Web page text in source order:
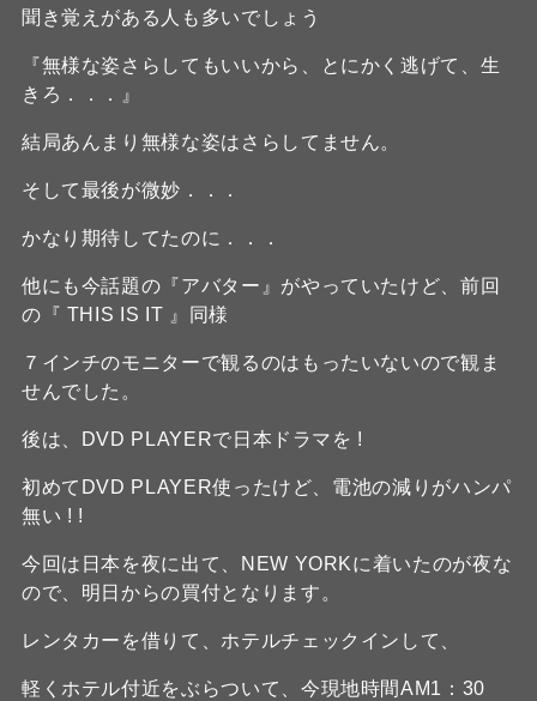
聞き覚えがある人も多いでしょう
『無様な姿さらしてもいいから、とにかく逃げて、生
きろ．．．』
結局あんまり無様な姿はさらしてません。
そして最後が微妙．．．
かなり期待してたのに．．．
他にも今話題の『アバター』がやっていたけど、前回
の『 THIS IS IT 』同様
７インチのモニターで観るのはもったいないので観ま
せんでした。
後は、DVD PLAYERで日本ドラマを !
初めてDVD PLAYER使ったけど、電池の減りがハンパ
無い ! !
今回は日本を夜に出て、NEW YORKに着いたのが夜な
ので、明日からの買付となります。
レンタカーを借りて、ホテルチェックインして、
軽くホテル付近をぶらついて、今現地時間AM1：30